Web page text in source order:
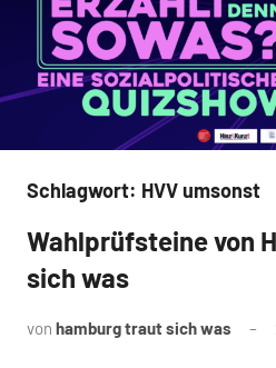
Schlagwort: HVV umsonst
Uncategorized
Wahlprüfsteine von
sich was
von hamburg traut sich was